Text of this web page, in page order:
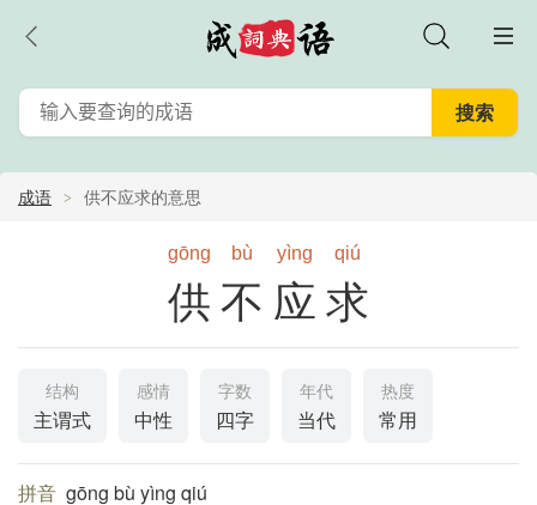
成语 供不应求的意思
gōng bù yìng qiú
供不应求
结构
主谓式
感情
中性
字数
四字
年代
当代
热度
常用
拼音 gōng bù yìng qiú